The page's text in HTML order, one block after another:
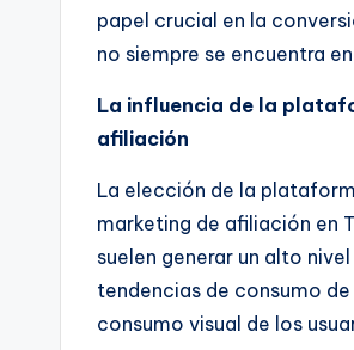
papel crucial en la
no siempre se encuentra
La influencia de la
afiliación
La elección de la
marketing de afiliación en
suelen generar un alto
tendencias de consumo
consumo visual de los